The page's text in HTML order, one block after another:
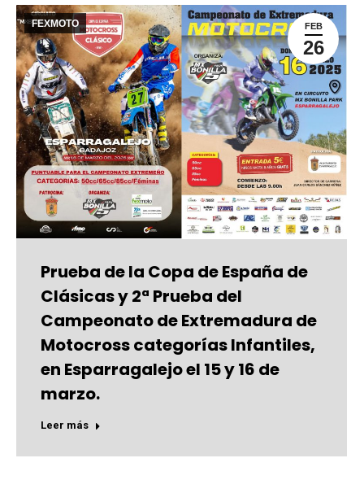
FEB
26
FEXMOTO
Prueba de la Copa de España de
Clásicas y 2ª Prueba del
Campeonato de Extremadura de
Motocross categorías Infantiles,
en Esparragalejo el 15 y 16 de
marzo.
Leer más